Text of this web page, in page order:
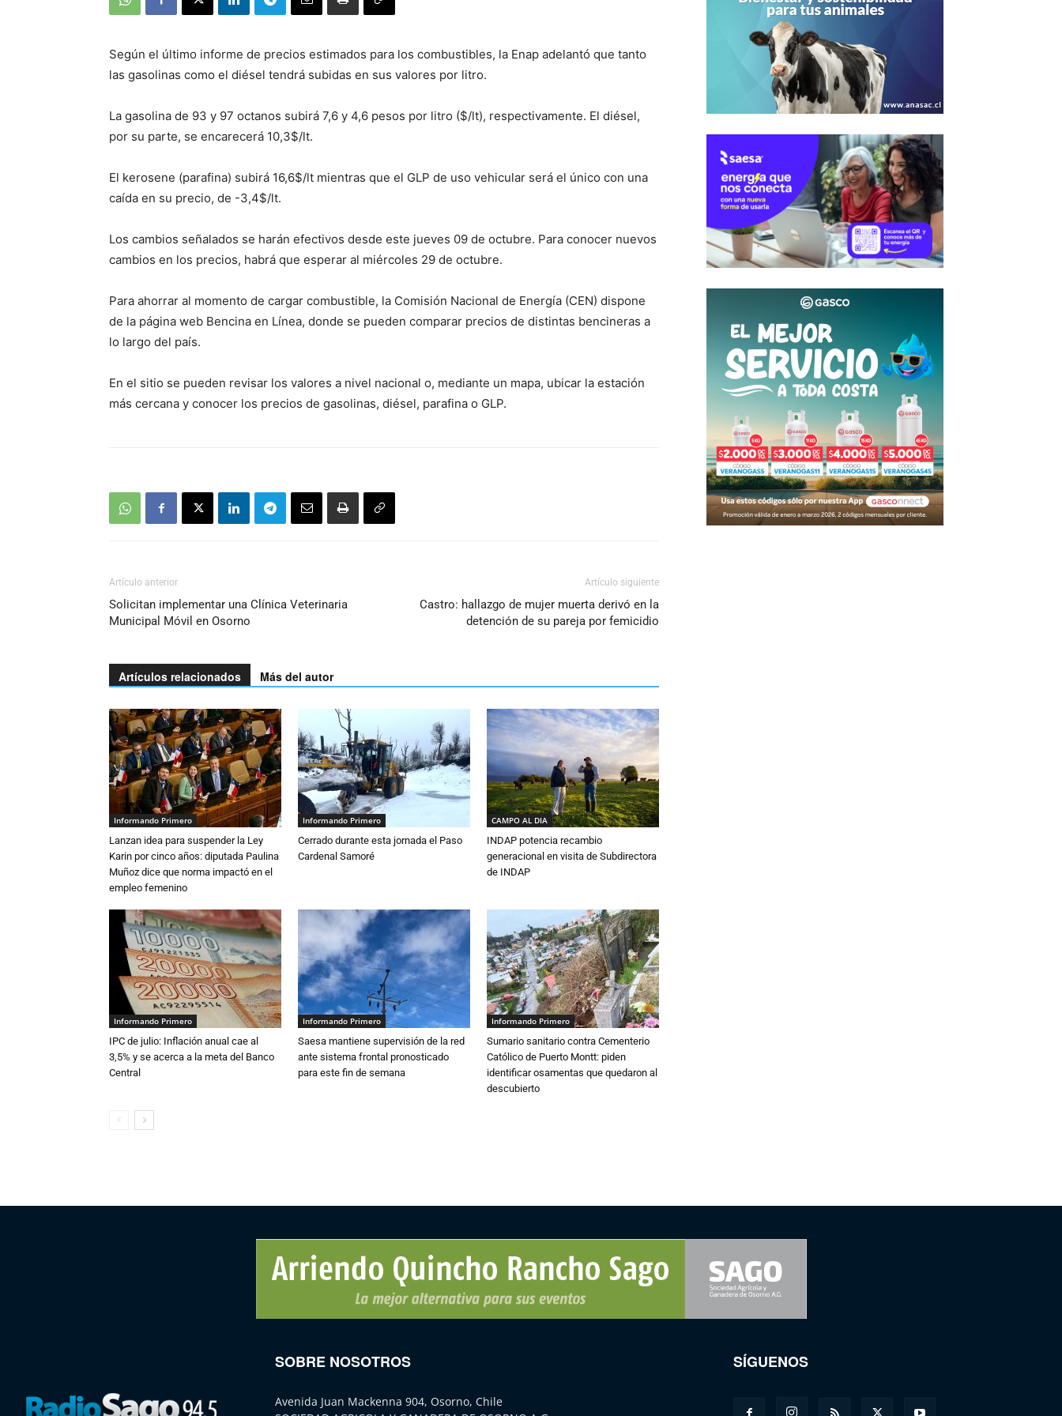
Según el último informe de precios estimados para los combustibles, la Enap adelantó que tanto
las gasolinas como el diésel tendrá subidas en sus valores por litro.
La gasolina de 93 y 97 octanos subirá 7,6 y 4,6 pesos por litro ($/lt), respectivamente. El diésel,
por su parte, se encarecerá 10,3$/lt.
El kerosene (parafina) subirá 16,6$/lt mientras que el GLP de uso vehicular será el único con una
caída en su precio, de -3,4$/lt.
Los cambios señalados se harán efectivos desde este jueves 09 de octubre. Para conocer nuevos
cambios en los precios, habrá que esperar al miércoles 29 de octubre.
Para ahorrar al momento de cargar combustible, la Comisión Nacional de Energía (CEN) dispone
de la página web Bencina en Línea, donde se pueden comparar precios de distintas bencineras a
lo largo del país.
En el sitio se pueden revisar los valores a nivel nacional o, mediante un mapa, ubicar la estación
más cercana y conocer los precios de gasolinas, diésel, parafina o GLP.
Artículo anterior
Solicitan implementar una Clínica Veterinaria
Municipal Móvil en Osorno
Artículo siguiente
Castro: hallazgo de mujer muerta derivó en la
detención de su pareja por femicidio
Artículos relacionados Más del autor
Informando Primero
Lanzan idea para suspender la Ley
Karin por cinco años: diputada Paulina
Muñoz dice que norma impactó en el
empleo femenino
Informando Primero
Cerrado durante esta jornada el Paso
Cardenal Samoré
CAMPO AL DIA
INDAP potencia recambio
generacional en visita de Subdirectora
de INDAP
Informando Primero
IPC de julio: Inflación anual cae al
3,5% y se acerca a la meta del Banco
Central
Informando Primero
Saesa mantiene supervisión de la red
ante sistema frontal pronosticado
para este fin de semana
Informando Primero
Sumario sanitario contra Cementerio
Católico de Puerto Montt: piden
identificar osamentas que quedaron al
descubierto
SOBRE NOSOTROS
Avenida Juan Mackenna 904, Osorno, Chile
SÍGUENOS